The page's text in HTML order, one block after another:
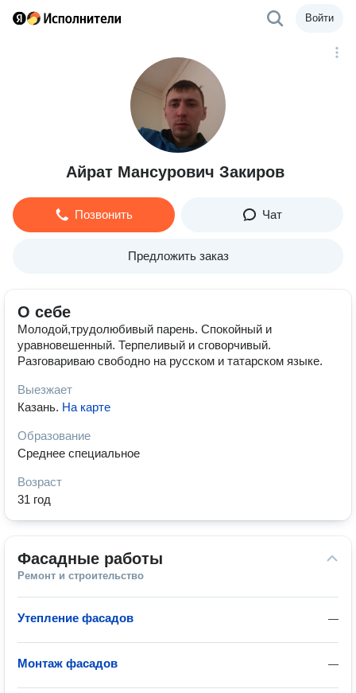
Войти
Айрат Мансурович Закиров
Позвонить Чат
Предложить заказ
О себе
Молодой,трудолюбивый парень. Спокойный и
уравновешенный. Терпеливый и сговорчивый.
Разговариваю свободно на русском и татарском языке.
Выезжает
Казань. На карте
Образование
Среднее специальное
Возраст
31 год
Фасадные работы
Ремонт и строительство
—
Утепление фасадов
—
Монтаж фасадов